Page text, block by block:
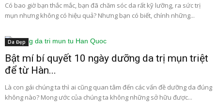
Có bao giờ bạn thắc mắc, bạn đã chăm sóc da rất kỹ lưỡng, ra sức trị
mụn nhưng không có hiệu quả? Nhưng bạn có biết, chính những...
Da Đẹp
Bật mí bí quyết 10 ngày dưỡng da trị mụn triệt
để từ Hàn...
Là con gái chúng ta thì ai cũng quan tâm đến các vấn đề dưỡng da đúng
không nào? Mong ước của chúng ta không những sở hữu được...